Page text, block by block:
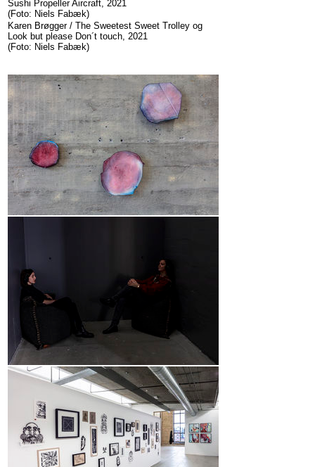
Sushi Propeller Aircraft, 2021
(Foto: Niels Fabæk)
Karen Brøgger / The Sweetest Sweet Trolley og
Look but please Don´t touch, 2021
(Foto: Niels Fabæk)